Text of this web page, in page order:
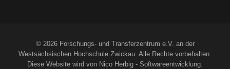
© 2026 Forschungs- und Transferzentrum e.V. an der
Westsächsischen Hochschule Zwickau. Alle Rechte vorbehalten.
Diese Website wird von Nico Herbig - Softwareentwicklung.